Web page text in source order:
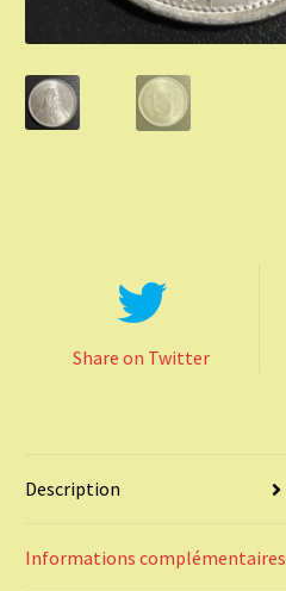
Share on Twitter
Description
Informations complémentaires